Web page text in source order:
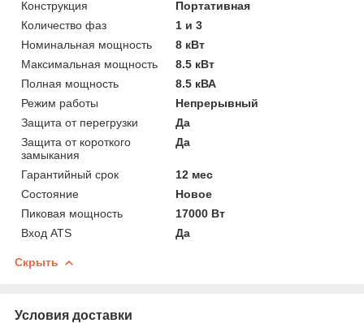
Конструкция
Портативная
Количество фаз
1 и 3
Номинальная мощность
8 кВт
Максимальная мощность
8.5 кВт
Полная мощность
8.5 кВА
Режим работы
Непрерывный
Защита от перегрузки
Да
Защита от короткого
замыкания
Да
Гарантийный срок
12 мес
Состояние
Новое
Пиковая мощность
17000 Вт
Вход ATS
Да
Скрыть
Условия доставки